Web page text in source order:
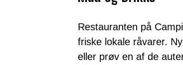
Restauranten på
friske lokale råvarer.
eller prøv en af de